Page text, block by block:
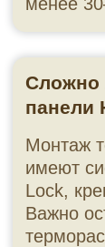
✅ Бесплатный
Волгограду и
количество
Дизайн-
как будет
начала работ.
Доставка.
области.